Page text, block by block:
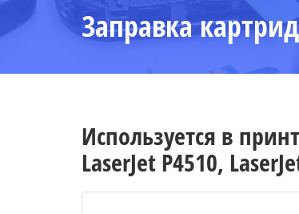
Заправка
Используется в
LaserJet P4510,